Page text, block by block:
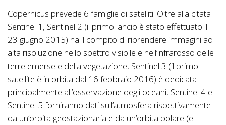
Copernicus prevede 6 famiglie di satelliti. Oltre alla citata
Sentinel 1, Sentinel 2 (il primo lancio è stato effettuato il
23 giugno 2015) ha il compito di riprendere immagini ad
alta risoluzione nello spettro visibile e nell’infrarosso delle
terre emerse e della vegetazione, Sentinel 3 (il primo
satellite è in orbita dal 16 febbraio 2016) è dedicata
principalmente all’osservazione degli oceani, Sentinel 4 e
Sentinel 5 forniranno dati sull’atmosfera rispettivamente
da un’orbita geostazionaria e da un’orbita polare (e